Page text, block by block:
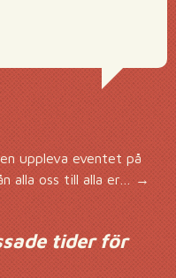
uppleva eventet på
alla oss till alla er…→
tider för